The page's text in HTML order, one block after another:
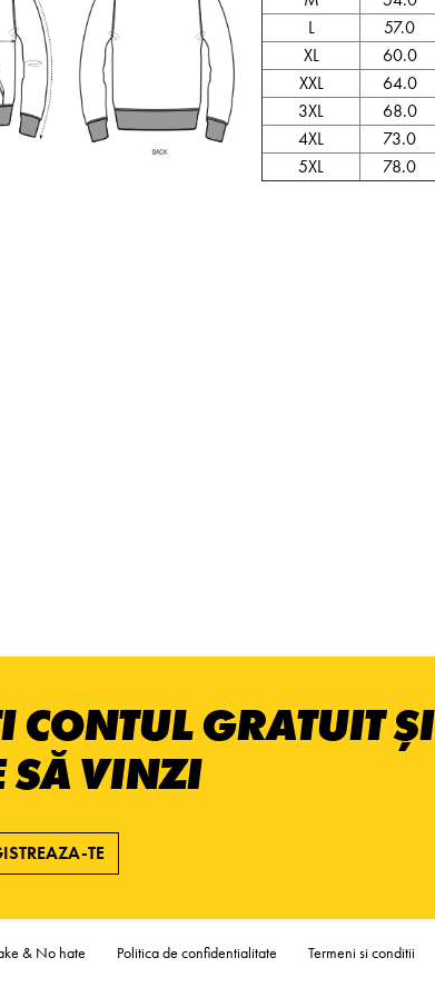
L
57.0
XL
60.0
XXL
64.0
3XL
68.0
4XL
73.0
5XL
78.0
GRATUIT ȘI
SĂ VINZI
TE
& No hate Politica de confidentialitate Termeni si conditii